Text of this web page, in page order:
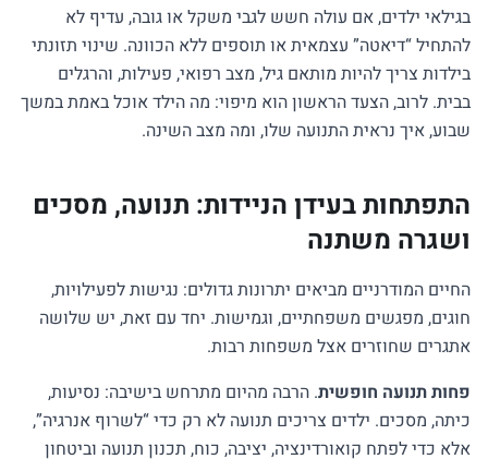
בגילאי ילדים, אם עולה חשש לגבי משקל או גובה, עדיף לא
להתחיל “דיאטה” עצמאית או תוספים ללא הכוונה. שינוי תזונתי
בילדות צריך להיות מותאם גיל, מצב רפואי, פעילות, והרגלים
בבית. לרוב, הצעד הראשון הוא מיפוי: מה הילד אוכל באמת במשך
שבוע, איך נראית התנועה שלו, ומה מצב השינה.
התפתחות בעידן הניידות: תנועה, מסכים
ושגרה משתנה
החיים המודרניים מביאים יתרונות גדולים: נגישות לפעילויות,
חוגים, מפגשים משפחתיים, וגמישות. יחד עם זאת, יש שלושה
אתגרים שחוזרים אצל משפחות רבות.
פחות תנועה חופשית. הרבה מהיום מתרחש בישיבה: נסיעות,
כיתה, מסכים. ילדים צריכים תנועה לא רק כדי “לשרוף אנרגיה”,
אלא כדי לפתח קואורדינציה, יציבה, כוח, תכנון תנועה וביטחון